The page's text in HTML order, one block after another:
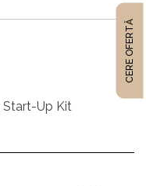
Start-Up Kit
CERE OFERTĂ